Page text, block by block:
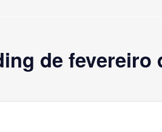
de fevereiro